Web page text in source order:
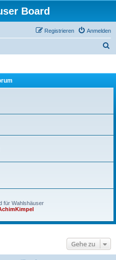
Board
Anmelden
Registrieren
für Wahlshäuser
Gehe zu